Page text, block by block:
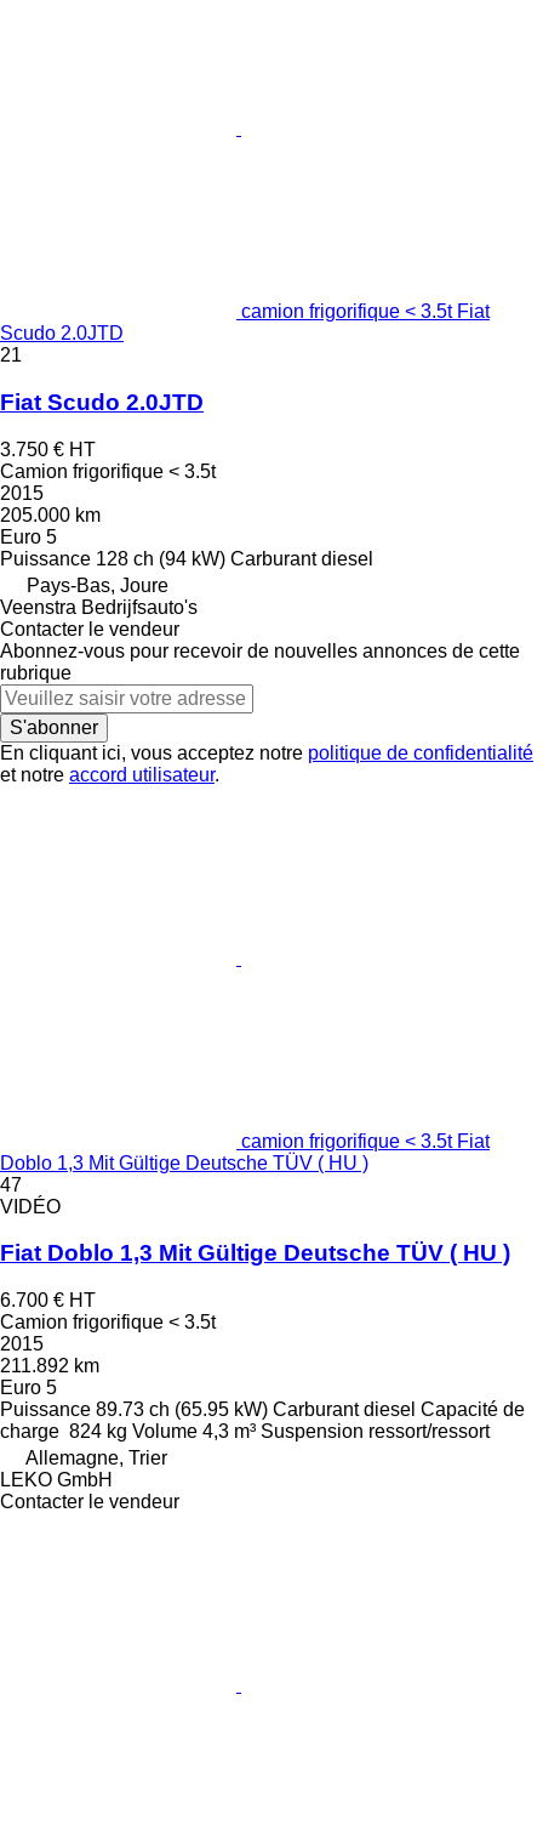
camion frigorifique < 3.5t Fiat
Scudo 2.0JTD
21
Fiat Scudo 2.0JTD
3.750 € HT
Camion frigorifique < 3.5t
2015
205.000 km
Euro 5
Puissance 128 ch (94 kW) Carburant diesel
Pays-Bas, Joure
Veenstra Bedrijfsauto's
Contacter le vendeur
Abonnez-vous pour recevoir de nouvelles annonces de cette
rubrique
S'abonner
En cliquant ici, vous acceptez notre politique de confidentialité
et notre accord utilisateur.
camion frigorifique < 3.5t Fiat
Doblo 1,3 Mit Gültige Deutsche TÜV ( HU )
47
VIDÉO
Fiat Doblo 1,3 Mit Gültige Deutsche TÜV ( HU )
6.700 € HT
Camion frigorifique < 3.5t
2015
211.892 km
Euro 5
Puissance 89.73 ch (65.95 kW) Carburant diesel Capacité de
charge 824 kg Volume 4,3 m³ Suspension ressort/ressort
Allemagne, Trier
LEKO GmbH
Contacter le vendeur